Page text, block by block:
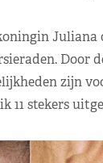
Door
zijn
11 stekers